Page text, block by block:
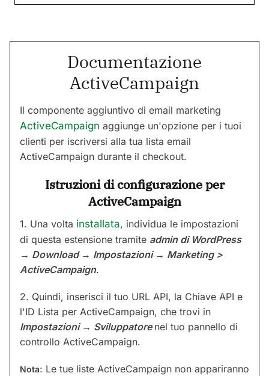
Documentazione
ActiveCampaign
Il componente aggiuntivo di email marketing
ActiveCampaign aggiunge un'opzione per i tuoi
clienti per iscriversi alla tua lista email
ActiveCampaign durante il checkout.
Istruzioni di configurazione per
ActiveCampaign
1. Una volta installata, individua le impostazioni
di questa estensione tramite admin di WordPress
→ Download → Impostazioni → Marketing >
ActiveCampaign.
2. Quindi, inserisci il tuo URL API, la Chiave API e
l'ID Lista per ActiveCampaign, che trovi in
Impostazioni → Sviluppatore nel tuo pannello di
controllo ActiveCampaign.
Nota: Le tue liste ActiveCampaign non appariranno